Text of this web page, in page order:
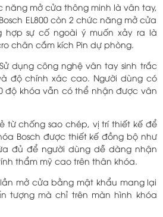
năng mở cửa thông minh là vân tay,
EL800 còn 2 chức năng mở cửa
hợp sự cố ngoài ý muốn xảy ra là
chân cắm kích Pin dự phòng.
dụng công nghệ vân tay sinh trắc
độ chính xác cao. Người dùng có
độ khóa vẫn có thể nhận được vân
từ chống sao chép, vị trí thiết kế để
Bosch được thiết kế đồng bộ như
đủ để người dùng dễ dàng nhận
thẩm mỹ cao trên thân khóa.
mở cửa bằng mật khẩu mang lại
tượng mà chỉ trên màn hình khóa